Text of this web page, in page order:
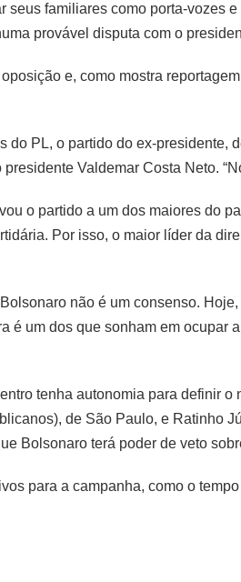
familiares como porta-vozes
provável disputa com o
e, como mostra
do PL, o partido do ex-presidente,
Valdemar Costa Neto.
o partido a um dos maiores do
Por isso, o maior líder da
não é um consenso.
é um dos que sonham em ocupar
tenha autonomia para definir
de São Paulo, e Ratinho
Bolsonaro terá poder de veto
para a campanha, como o